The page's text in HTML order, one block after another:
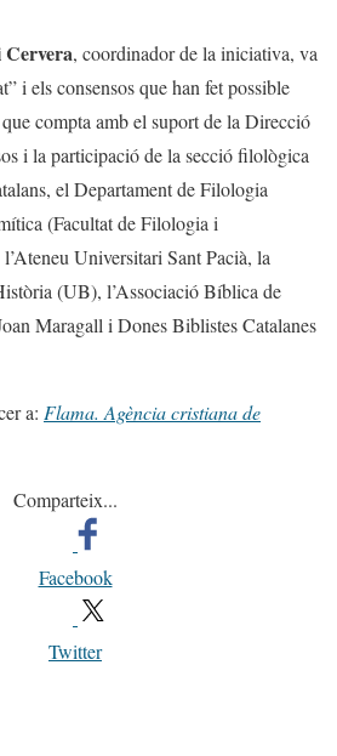
, coordinador de la iniciativa, va
i els consensos que han fet possible
compta amb el suport de la Direcció
i la participació de la secció filològica
el Departament de Filologia
(Facultat de Filologia i
Universitari Sant Pacià, la
(UB), l’Associació Bíblica de
Maragall i Dones Biblistes Catalanes
a: Flama. Agència cristiana de
Comparteix...
Facebook
Twitter